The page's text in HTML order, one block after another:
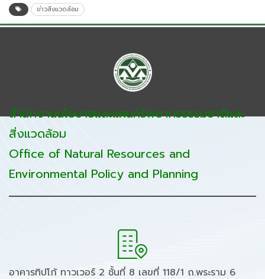
ข่าวสิ่งแวดล้อม
สำนักงานนโยบายและแผนทรัพยากรธรรมชาติและ
สิ่งแวดล้อม
Office of Natural Resources and
Environmental Policy and Planning
อาคารทิปโก้ ทาวเวอร์ 2 ชั้นที่ 8 เลขที่ 118/1 ถ.พระราม 6